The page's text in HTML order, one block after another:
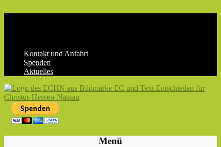
Kontakt und Anfahrt
Spenden
Aktuelles
ECHN
EC-
Menü